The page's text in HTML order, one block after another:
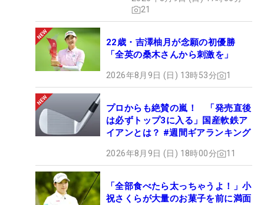
21
22歳・吉澤柚月が念願の初優勝
「全英の桑木さんから刺激を」
2026年8月9日 (日) 13時53分 1
プロからも絶賛の嵐！ 「発売直後
は必ずトップ3に入る」国産軟鉄ア
イアンとは？ #週間ギアランキング
2026年8月9日 (日) 18時00分 11
「全部食べたら太っちゃうよ！」小
祝さくらが大量のお菓子を前に満面